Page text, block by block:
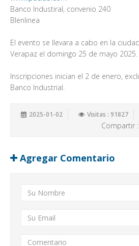
Banco Industiral, convenio 240
BIenlinea
El evento se llevara a cabo en la
Verapaz el domingo 25 de mayo 2025.
Inscripciones inician el 2 de enero,
Banco Industrial.
2025-01-02 Visitas : 91827
Compartir :
Agregar Comentario